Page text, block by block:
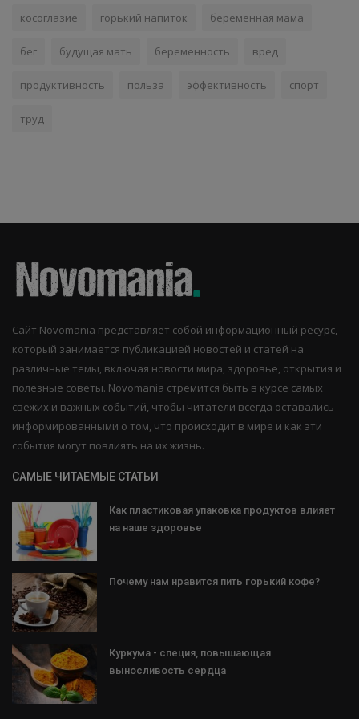
косоглазие горький напиток беременная мама
бег будущая мать беременность вред
продуктивность польза эффективность спорт
труд
Сайт Novomania представляет собой информационный ресурс,
который занимается публикацией новостей и статей на
различные темы, включая новости мира, здоровье, открытия и
полезные советы. Novomania стремится быть в курсе самых
свежих и важных событий, чтобы читатели всегда оставались
информированными о том, что происходит в мире и как эти
события могут повлиять на их жизнь.
САМЫЕ ЧИТАЕМЫЕ СТАТЬИ
Как пластиковая упаковка продуктов влияет
на наше здоровье
Почему нам нравится пить горький кофе?
Куркума - специя, повышающая
выносливость сердца